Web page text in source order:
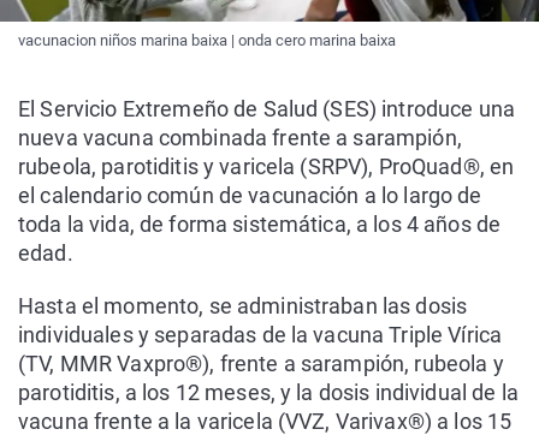
vacunacion niños marina baixa | onda cero marina baixa
El Servicio Extremeño de Salud (SES) introduce una
nueva vacuna combinada frente a sarampión,
rubeola, parotiditis y varicela (SRPV), ProQuad®, en
el calendario común de vacunación a lo largo de
toda la vida, de forma sistemática, a los 4 años de
edad.
Hasta el momento, se administraban las dosis
individuales y separadas de la vacuna Triple Vírica
(TV, MMR Vaxpro®), frente a sarampión, rubeola y
parotiditis, a los 12 meses, y la dosis individual de la
vacuna frente a la varicela (VVZ, Varivax®) a los 15